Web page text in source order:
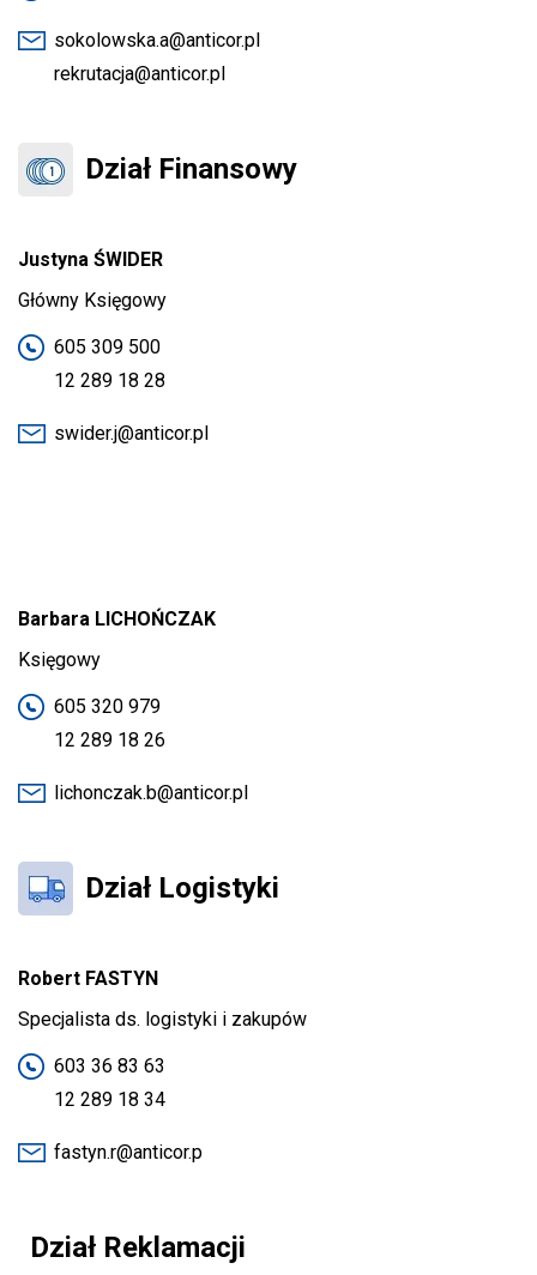
sokolowska.a@anticor.pl
rekrutacja@anticor.pl
Dział Finansowy
Justyna ŚWIDER
Główny Księgowy
605 309 500
12 289 18 28
swider.j@anticor.pl
Barbara LICHOŃCZAK
Księgowy
605 320 979
12 289 18 26
lichonczak.b@anticor.pl
Dział Logistyki
Robert FASTYN
Specjalista ds. logistyki i zakupów
603 36 83 63
12 289 18 34
fastyn.r@anticor.p
Dział Reklamacji